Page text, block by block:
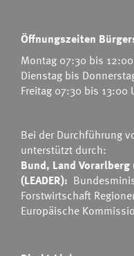
Öffnungszeiten
Montag 07:30 bis
Dienstag bis
Freitag 07:30 bis 13:00
Bei der Durchführung
unterstützt durch:
Bund, Land
(LEADER):
Forstwirtschaft
Europäische